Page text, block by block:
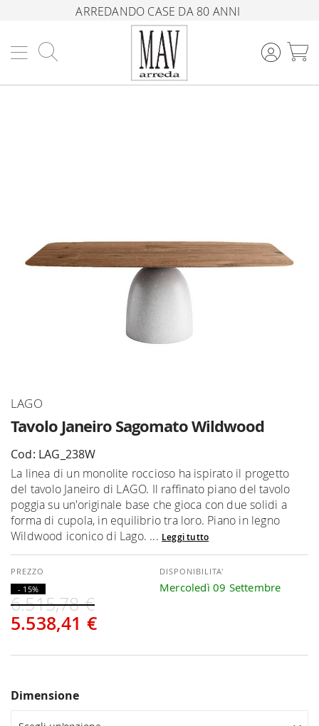
ARREDANDO CASE DA 80 ANNI
Tavolo Janeiro Sagomato Wildwood
LAGO
Cod: LAG_238W
La linea di un monolite roccioso ha ispirato il progetto
del tavolo Janeiro di LAGO. Il raffinato piano del tavolo
poggia su un'originale base che gioca con due solidi a
forma di cupola, in equilibrio tra loro. Piano in legno
Wildwood iconico di Lago. ... Leggi tutto
5.538,41 €
6.515,78 €
- 15%
DISPONIBILITA'
Mercoledì 09 Settembre
Dimensione
Vai
della
galleria
di
immagini